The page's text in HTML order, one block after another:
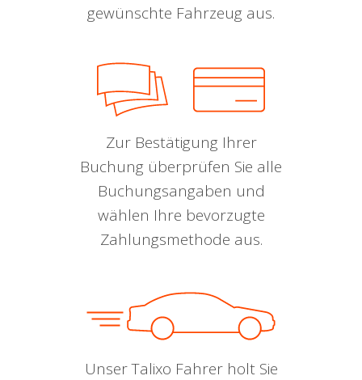
gewünschte Fahrzeug aus.
Zur Bestätigung Ihrer
Buchung überprüfen Sie alle
Buchungsangaben und
wählen Ihre bevorzugte
Zahlungsmethode aus.
Unser Talixo Fahrer holt Sie